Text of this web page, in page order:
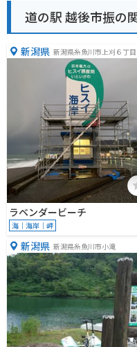
道の駅 越後市振の
新潟県 新潟県糸魚川市上刈６丁目
ラベンダービーチ
海｜海岸｜岬
新潟県 新潟県糸魚川市小滝